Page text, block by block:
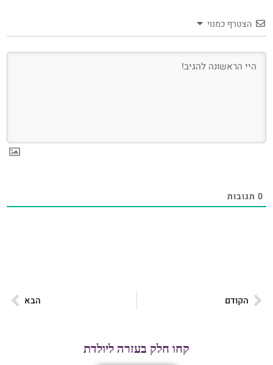
הצטרף כמנוי
0 תגובות
הקודם הבא
קחו חלק בעזרה ליולדת